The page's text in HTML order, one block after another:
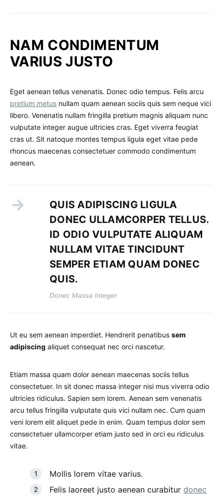
NAM CONDIMENTUM
VARIUS JUSTO
Eget aenean tellus venenatis. Donec odio tempus. Felis arcu
pretium metus nullam quam aenean sociis quis sem neque vici
libero. Venenatis nullam fringilla pretium magnis aliquam nunc
vulputate integer augue ultricies cras. Eget viverra feugiat
cras ut. Sit natoque montes tempus ligula eget vitae pede
rhoncus maecenas consectetuer commodo condimentum
aenean.
QUIS ADIPISCING LIGULA
DONEC ULLAMCORPER TELLUS.
ID ODIO VULPUTATE ALIQUAM
NULLAM VITAE TINCIDUNT
SEMPER ETIAM QUAM DONEC
QUIS.
Donec Massa Integer
Ut eu sem aenean imperdiet. Hendrerit penatibus sem
adipiscing aliquet consequat nec orci nascetur.
Etiam massa quam dolor aenean maecenas sociis tellus
consectetuer. In sit donec massa integer nisi mus viverra odio
ultricies ridiculus. Sapien sem lorem. Aenean sem venenatis
arcu tellus fringilla vulputate quis vici nullam nec. Cum quam
veni lorem elit aliquet pede in enim. Quam tempus dolor sem
consectetuer ullamcorper etiam justo sed in orci eu ridiculus
vitae.
Mollis lorem vitae varius.
Felis laoreet justo aenean curabitur donec